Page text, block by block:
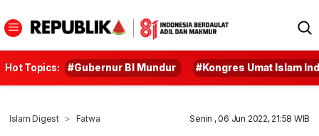
Hot Topics: #Gubernur BI Mundur #Kongres Umat Islam
Islam Digest Fatwa Senin , 06 Jun 2022, 21:58 WIB